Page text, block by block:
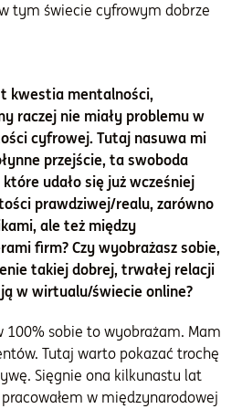
tym świecie cyfrowym dobrze
kwestia mentalności,
raczej nie miały problemu w
cyfrowej. Tutaj nasuwa mi
przejście, ta swoboda
udało się już wcześniej
prawdziwej/realu, zarówno
ale też między
firm? Czy wyobrażasz sobie,
takiej dobrej, trwałej relacji
w wirtualu/świecie online?
100% sobie to wyobrażam. Mam
Tutaj warto pokazać trochę
Sięgnie ona kilkunastu lat
pracowałem w międzynarodowej